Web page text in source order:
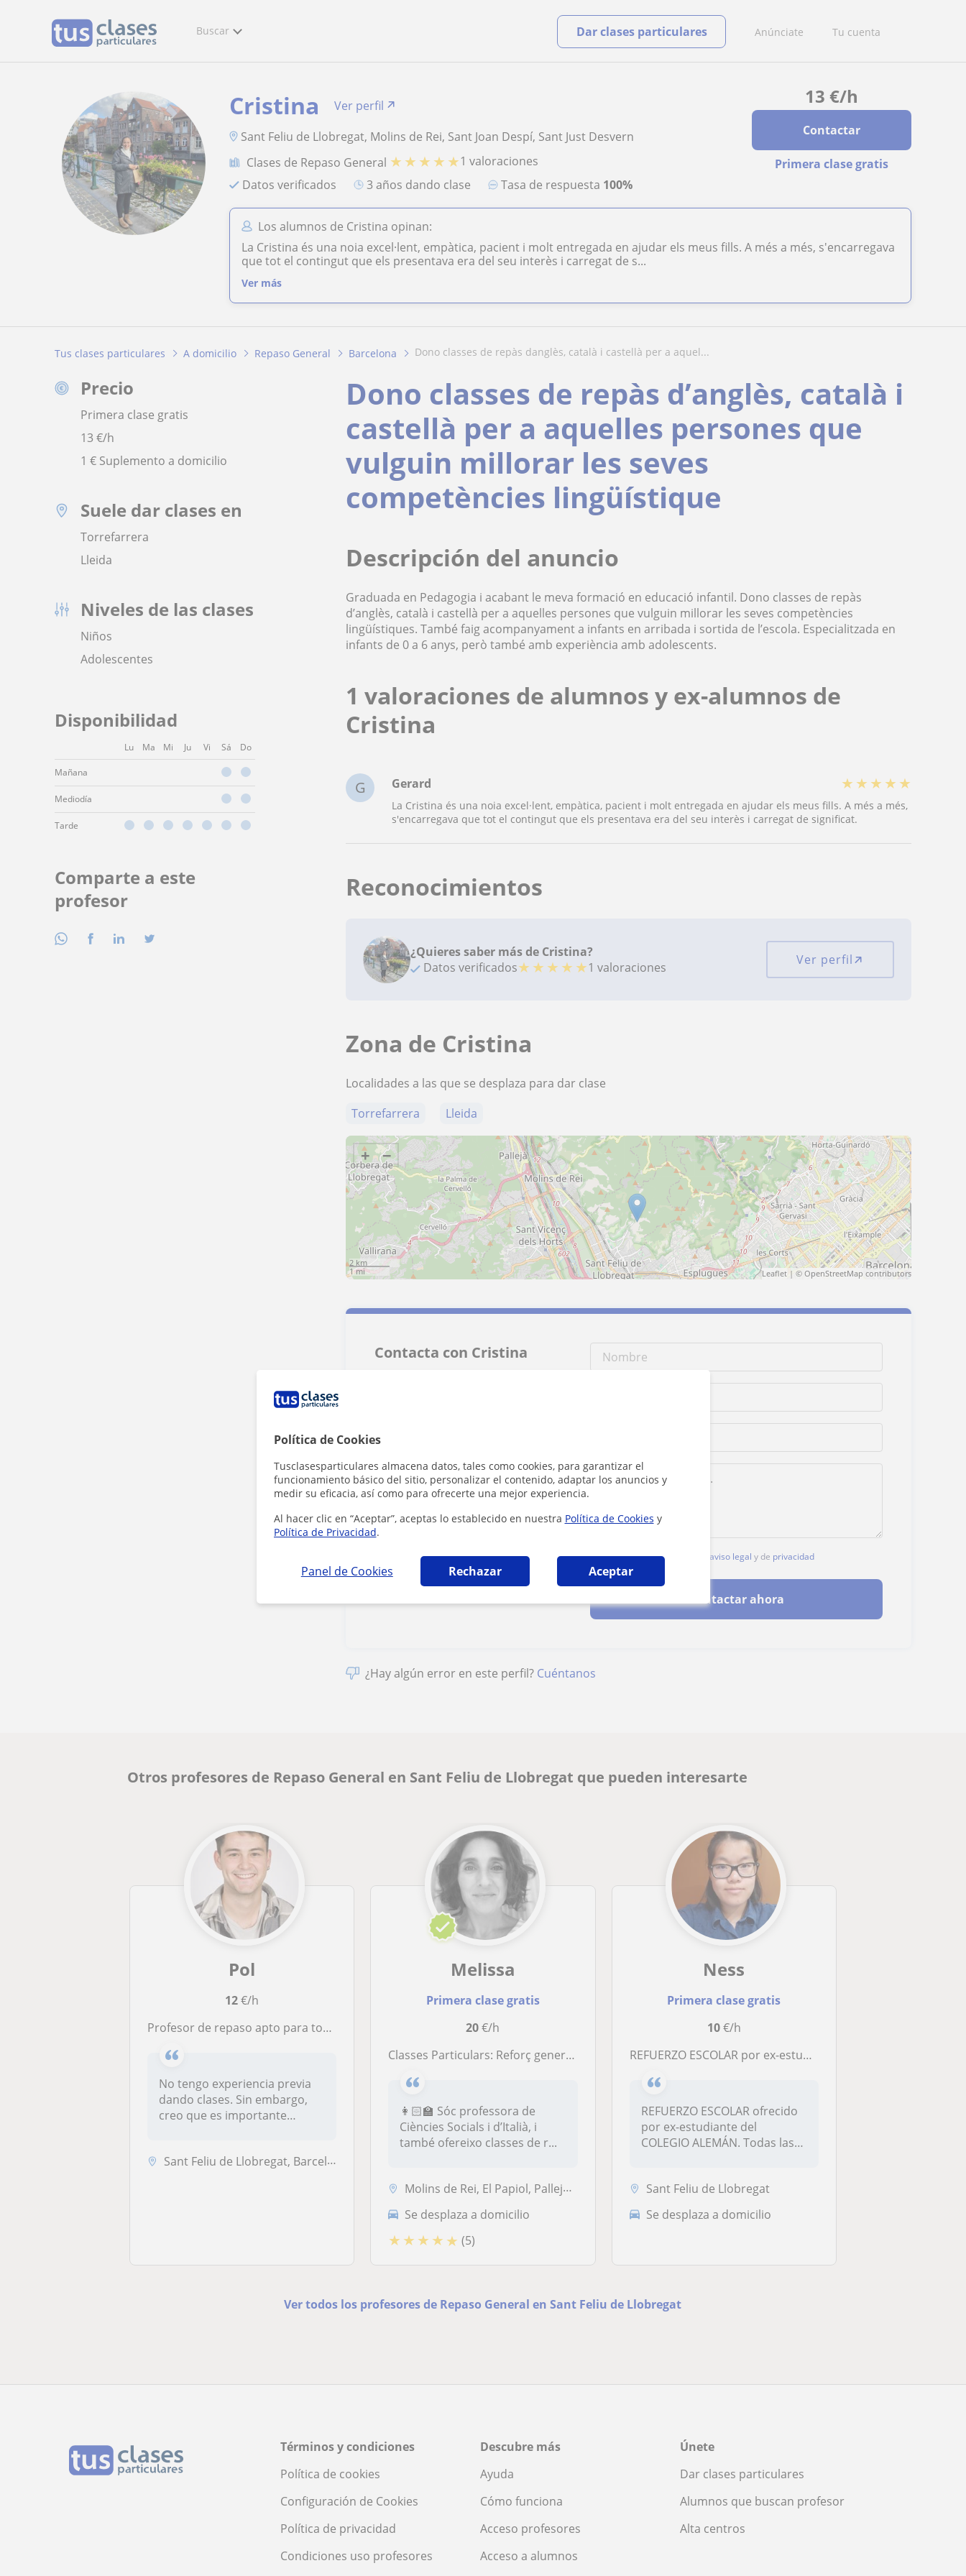
Política de Cookies
Tusclasesparticulares almacena datos, tales como cookies, para garantizar el
funcionamiento básico del sitio, personalizar el contenido, adaptar los anuncios y
medir su eficacia, así como para ofrecerte una mejor experiencia.
Al hacer clic en “Aceptar”, aceptas lo establecido en nuestra Política de Cookies y
Política de Privacidad.
Panel de Cookies Rechazar Aceptar
Buscar Anúnciate Tu cuenta
Dar clases particulares
13 €/h
Contactar
Primera clase gratis
Cristina
Ver perfil
Sant Feliu de Llobregat, Molins de Rei, Sant Joan Despí, Sant Just Desvern
Clases de Repaso General ★ ★ ★ ★ ★1 valoraciones
Datos verificados
3 años dando clase Tasa de respuesta 100%
Los alumnos de Cristina opinan:
La Cristina és una noia excel·lent, empàtica, pacient i molt entregada en ajudar els meus fills. A més a més, s'encarregava
que tot el contingut que els presentava era del seu interès i carregat de s...
Ver más
Tus clases particulares A domicilio Repaso General Barcelona dono classes de repàs danglès, català i castellà per a aquel...
Precio
Primera clase gratis
13 €/h
1 € Suplemento a domicilio
Suele dar clases en
Torrefarrera
Lleida
Niveles de las clases
Niños
Adolescentes
Disponibilidad
Lu Ma Mi Ju Vi Sá Do
Mañana
Mediodía
Tarde
Comparte a este
profesor
Dono classes de repàs d’anglès, català i
castellà per a aquelles persones que
vulguin millorar les seves
competències lingüístique
Descripción del anuncio
Graduada en Pedagogia i acabant le meva formació en educació infantil. Dono classes de repàs
d’anglès, català i castellà per a aquelles persones que vulguin millorar les seves competències
lingüístiques. També faig acompanyament a infants en arribada i sortida de l’escola. Especialitzada en
infants de 0 a 6 anys, però també amb experiència amb adolescents.
1 valoraciones de alumnos y ex-alumnos de
Cristina
G Gerard ★ ★ ★ ★ ★
La Cristina és una noia excel·lent, empàtica, pacient i molt entregada en ajudar els meus fills. A més a més,
s'encarregava que tot el contingut que els presentava era del seu interès i carregat de significat.
Reconocimientos
¿Quieres saber más de Cristina?
Datos verificados★ ★ ★ ★ ★1 valoraciones Ver perfil
Zona de Cristina
Localidades a las que se desplaza para dar clase
Torrefarrera
Lleida
+ −
2 km
1 mi
Leaflet| © OpenStreetMap contributors
Contacta con Cristina
1ª clase gratis
Al hacer clic, aceptas nuestro aviso legal y de privacidad
Contactar ahora
¿Hay algún error en este perfil? Cuéntanos
Otros profesores de Repaso General en Sant Feliu de Llobregat que pueden interesarte
Pol
12€/h
Profesor de repaso apto para todas las edades y cursos, excepto materias científicas.
No tengo experiencia previa
dando clases. Sin embargo,
creo que es importante
Sant Feliu de Llobregat, Barcelona Capital, Esplugues de Llobregat, Ho...
Melissa
Primera clase gratis
20€/h
Classes Particulars: Reforç general, Ciències Socials, Italià
👩🏻‍🏫 Sóc professora de
Ciències Socials i d’Italià, i
també ofereixo classes de r...
Molins de Rei, El Papiol, Pallejà, Sant Feliu de Llobregat, Cervelló, ...
Se desplaza a domicilio
★ ★ ★ ★ ★ (5)
Ness
Primera clase gratis
10€/h
REFUERZO ESCOLAR por ex-estudiante del COLEGIO ALEMÁN
REFUERZO ESCOLAR ofrecido
por ex-estudiante del
COLEGIO ALEMÁN. Todas las
Sant Feliu de Llobregat
Se desplaza a domicilio
Ver todos los profesores de Repaso General en Sant Feliu de Llobregat
Términos y condiciones
Política de cookies
Configuración de Cookies
Política de privacidad
Condiciones uso profesores
Descubre más
Ayuda
Cómo funciona
Acceso profesores
Acceso a alumnos
Únete
Dar clases particulares
Alumnos que buscan profesor
Alta centros